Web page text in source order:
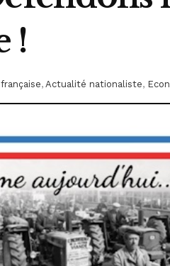
!
, Actualité nationaliste,